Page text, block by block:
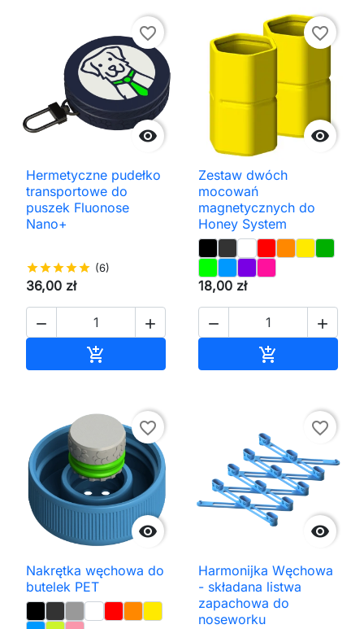

favorite_border
Hermetyczne pudełko
transportowe do
puszek Fluonose
Nano+
starstarstarstarstar (6)
36,00 zł
 


favorite_border
Zestaw dwóch
mocowań
magnetycznych do
Honey System
18,00 zł
 


favorite_border
Nakrętka węchowa do
butelek PET

favorite_border
Harmonijka Węchowa
- składana listwa
zapachowa do
noseworku